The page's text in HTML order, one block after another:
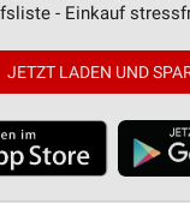
- Einkauf
JETZT LADEN UND